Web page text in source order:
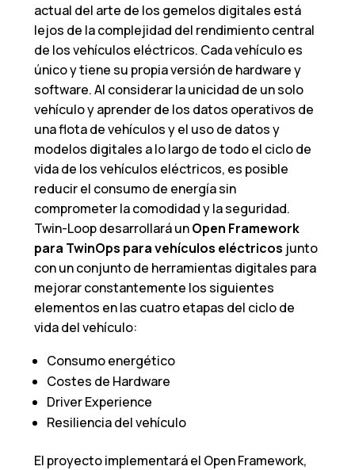
actual del arte de los gemelos digitales está
lejos de la complejidad del rendimiento central
de los vehículos eléctricos. Cada vehículo es
único y tiene su propia versión de hardware y
software. Al considerar la unicidad de un solo
vehículo y aprender de los datos operativos de
una flota de vehículos y el uso de datos y
modelos digitales a lo largo de todo el ciclo de
vida de los vehículos eléctricos, es posible
reducir el consumo de energía sin
comprometer la comodidad y la seguridad.
Twin-Loop desarrollará unOpen Framework
para TwinOps para vehículos eléctricos junto
con un conjunto de herramientas digitales para
mejorar constantemente los siguientes
elementos en las cuatro etapas del ciclo de
vida del vehículo:
Consumo energético
Costes de Hardware
Driver Experience
Resiliencia del vehículo
El proyecto implementará el Open Framework,